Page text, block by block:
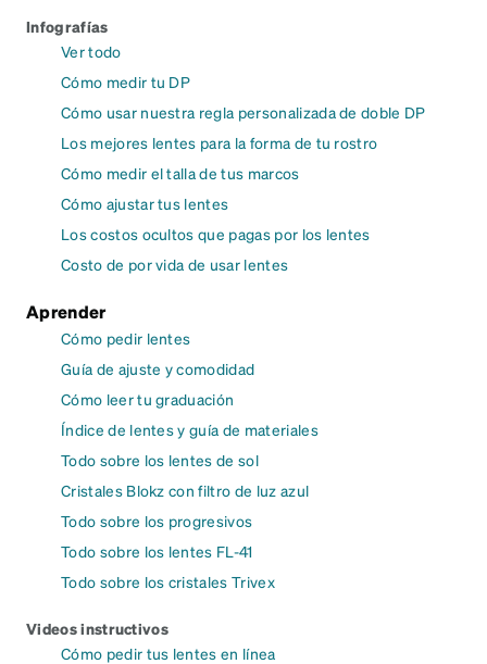
Infografías
Ver todo
Cómo medir tu DP
Cómo usar nuestra regla personalizada de doble DP
Los mejores lentes para la forma de tu rostro
Cómo medir el talla de tus marcos
Cómo ajustar tus lentes
Los costos ocultos que pagas por los lentes
Costo de por vida de usar lentes
Aprender
Cómo pedir lentes
Guía de ajuste y comodidad
Cómo leer tu graduación
Índice de lentes y guía de materiales
Todo sobre los lentes de sol
Cristales Blokz con filtro de luz azul
Todo sobre los progresivos
Todo sobre los lentes FL-41
Todo sobre los cristales Trivex
Videos instructivos
Cómo pedir tus lentes en línea